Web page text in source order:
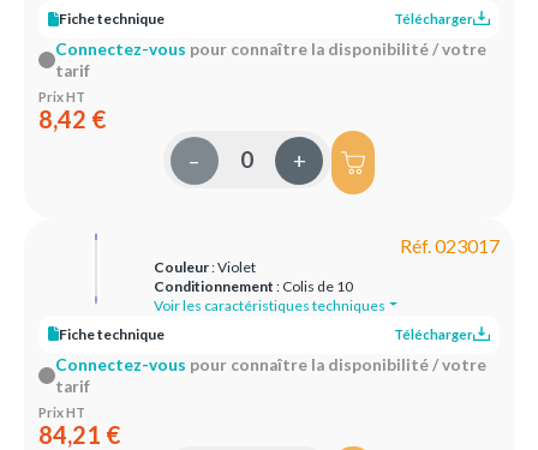
Fiche technique
Télécharger
Connectez-vous pour connaître la disponibilité / votre
tarif
Prix HT
8,42 €
– +
Réf. 023017
Couleur: Violet
Conditionnement : Colis de 10
Voir les caractéristiques techniques
Fiche technique
Télécharger
Connectez-vous pour connaître la disponibilité / votre
tarif
Prix HT
84,21 €